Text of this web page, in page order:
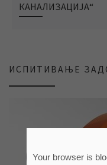
КАНАЛИЗАЦИЈА“
ИСПИТИВАЊЕ
Your browser is